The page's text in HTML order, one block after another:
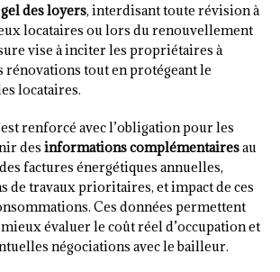
gel des loyers, interdisant toute révision à
locataires ou lors du renouvellement
vise à inciter les propriétaires à
rénovations tout en protégeant le
locataires.
renforcé avec l’obligation pour les
des informations complémentairesau
factures énergétiques annuelles,
de travaux prioritaires, et impact de ces
Ces données permettent
évaluer le coût réel d’occupation et
négociations avec le bailleur.